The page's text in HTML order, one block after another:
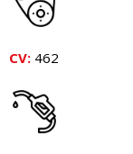
CV: 462